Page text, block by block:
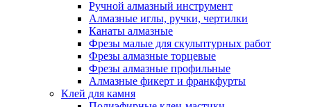
Ручной алмазный инструмент
Алмазные иглы, ручки, чертилки
Канаты алмазные
Фрезы малые для скульптурных работ
Фрезы алмазные торцевые
Фрезы алмазные профильные
Алмазные фикерт и франкфурты
Клей для камня